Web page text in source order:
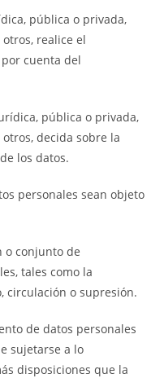
pública o privada,
realice el
cuenta del
pública o privada,
decida sobre la
los datos.
personales sean objeto
o conjunto de
tales como la
circulación o supresión.
de datos personales
sujetarse a lo
disposiciones que la